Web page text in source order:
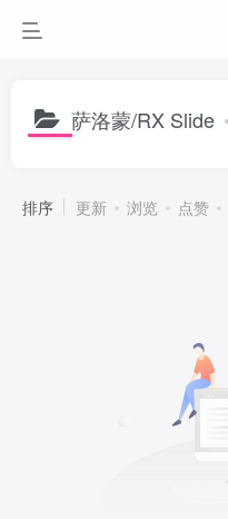
萨洛蒙/RX Slide
排序 更新 浏览 点赞